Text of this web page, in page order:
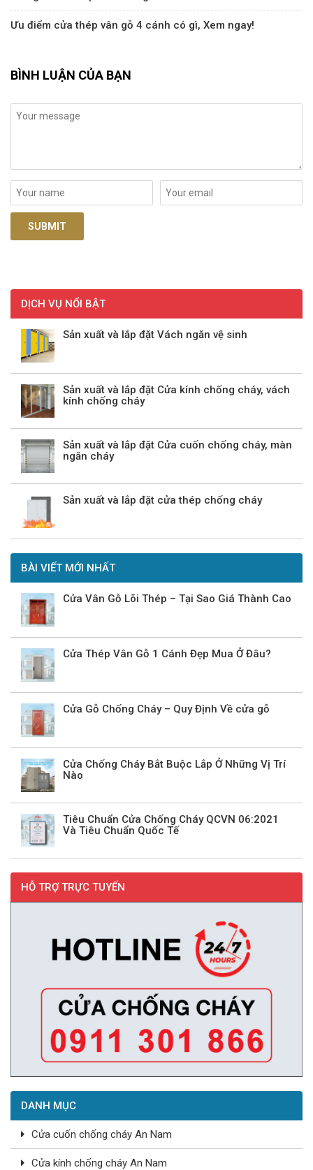
DỊCH VỤ NỔI BẬT
Sản xuất và lắp đặt Vách ngăn vệ sinh
Sản xuất và lắp đặt Cửa kính chống cháy, vách
kính chống cháy
Sản xuất và lắp đặt Cửa cuốn chống cháy, màn
ngăn cháy
Sản xuất và lắp đặt cửa thép chống cháy
BÀI VIẾT MỚI NHẤT
Cửa Vân Gỗ Lõi Thép – Tại Sao Giá Thành Cao
Cửa Thép Vân Gỗ 1 Cánh Đẹp Mua Ở Đâu?
Cửa Gỗ Chống Cháy – Quy Định Về cửa gỗ
Cửa Chống Cháy Bắt Buộc Lắp Ở Những Vị Trí
Nào
Tiêu Chuẩn Cửa Chống Cháy QCVN 06:2021
Và Tiêu Chuẩn Quốc Tế
HỖ TRỢ TRỰC TUYẾN
DANH MỤC
Cửa cuốn chống cháy An Nam
Cửa kính chống cháy An Nam
Ưu điểm cửa thép vân gỗ 4 cánh có gì, Xem ngay!
BÌNH LUẬN CỦA BẠN